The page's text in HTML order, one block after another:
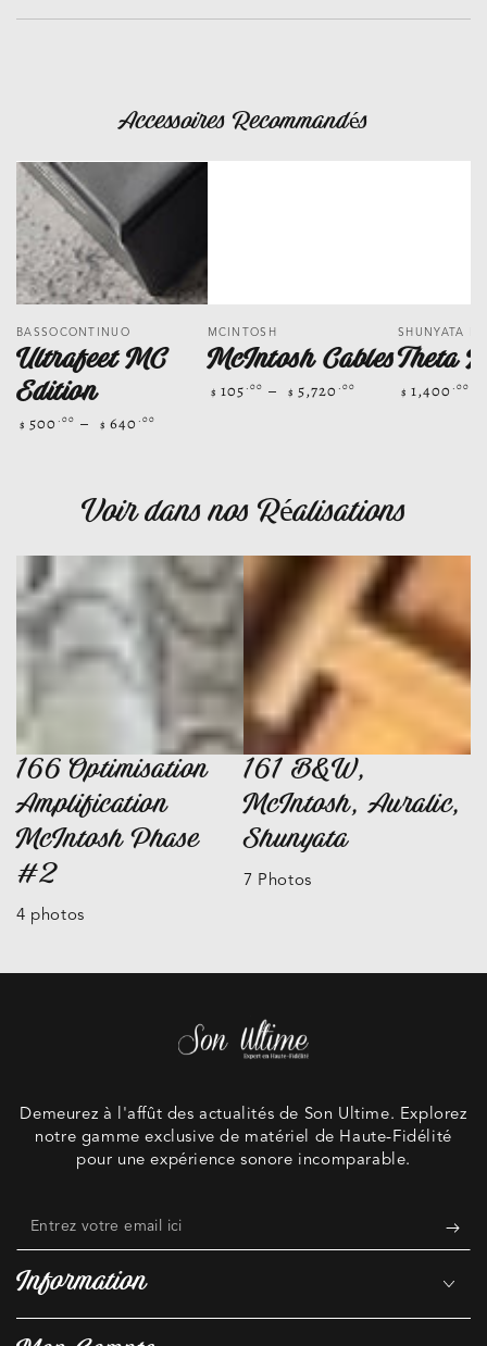
Accessoires Recommandés
Fournisseur:
BASSOCONTINUO
Ultrafeet MC
Edition
Prix
$ 500 .00 $ 640 .00
Fournisseur:
MCINTOSH
McIntosh Cables
Prix
$ 105 .00 $ 5,720 .00
SHUNYATA
Theta
Prix
$ 1,400 .00
Voir dans nos Réalisations
166 Optimisation
Amplification
McIntosh Phase
#2
4 photos
161 B&W,
McIntosh, Auralic,
Shunyata
7 Photos
Information
Demeurez à l'affût des actualités de Son Ultime. Explorez
notre gamme exclusive de matériel de Haute-Fidélité
pour une expérience sonore incomparable.
Entrez
votre
email
ici